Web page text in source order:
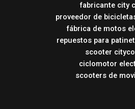
fabricante city
proveedor de
fábrica de motos
repuestos para
scooter
ciclomotor
scooters de